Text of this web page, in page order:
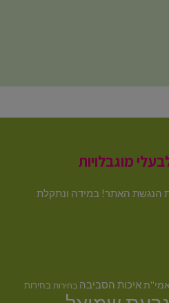
מוגבלויות
הנגשת האתר! במידה ונתקלת
איכות הסביבה בחירות בחירות